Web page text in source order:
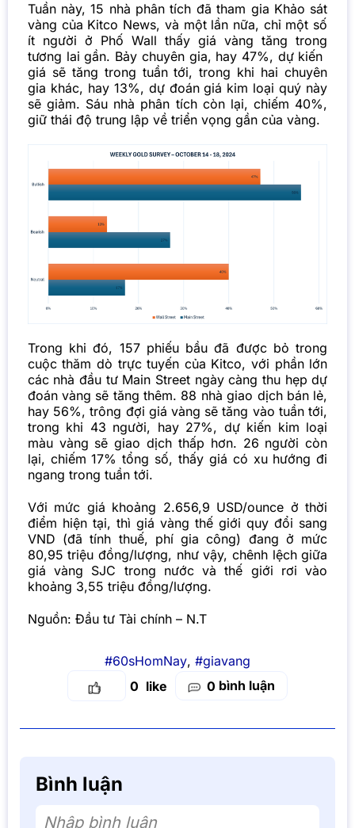
Tuần này, 15 nhà phân tích đã tham gia Khảo sát
vàng của Kitco News, và một lần nữa, chỉ một số
ít người ở Phố Wall thấy giá vàng tăng trong
tương lai gần. Bảy chuyên gia, hay 47%, dự kiến ​​
giá sẽ tăng trong tuần tới, trong khi hai chuyên
gia khác, hay 13%, dự đoán giá kim loại quý này
sẽ giảm. Sáu nhà phân tích còn lại, chiếm 40%,
giữ thái độ trung lập về triển vọng gần của vàng.
Trong khi đó, 157 phiếu bầu đã được bỏ trong
cuộc thăm dò trực tuyến của Kitco, với phần lớn
các nhà đầu tư Main Street ngày càng thu hẹp dự
đoán vàng sẽ tăng thêm. 88 nhà giao dịch bán lẻ,
hay 56%, trông đợi giá vàng sẽ tăng vào tuần tới,
trong khi 43 người, hay 27%, dự kiến ​​kim loại
màu vàng sẽ giao dịch thấp hơn. 26 người còn
lại, chiếm 17% tổng số, thấy giá có xu hướng đi
ngang trong tuần tới.
Với mức giá khoảng 2.656,9 USD/ounce ở thời
điểm hiện tại, thì giá vàng thế giới quy đổi sang
VND (đã tính thuế, phí gia công) đang ở mức
80,95 triệu đồng/lượng, như vậy, chênh lệch giữa
giá vàng SJC trong nước và thế giới rơi vào
khoảng 3,55 triệu đồng/lượng.
Nguồn: Đầu tư Tài chính– N.T
#60sHomNay, #giavang
0
0 bình luận
Bình luận
Nhập bình luận